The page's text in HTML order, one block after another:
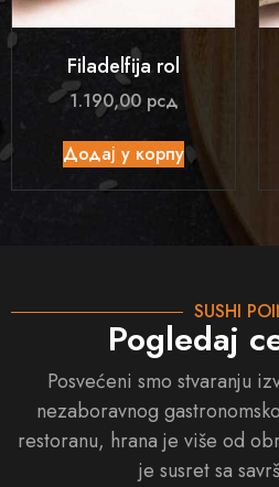
Filadelfija rol
1.190,00 рсд
Додај у корпу
SUSHI
Pogledaj
Posvećeni smo stvaranju
nezaboravnog
restoranu, hrana je više od
je susret sa